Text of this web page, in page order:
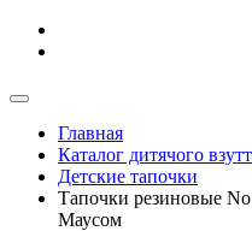
Главная
Каталог дитячого
Детские тапочки
Тапочки резиновые
Маусом